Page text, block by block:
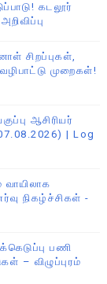
கடலூர்
சிறப்புகள்,
முறைகள்!
ஆசிரியர்
| Log
வாயிலாக
நிகழ்ச்சிகள் -
பணி
– விழுப்புரம்